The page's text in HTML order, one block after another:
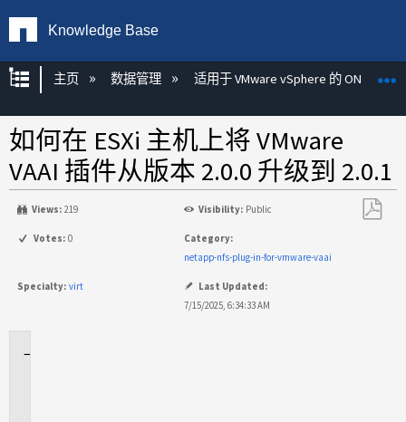
Knowledge Base
扩展/隐缩全局层次
主页 数据管理 适用于 VMware vSphere 的 ONTAP 工
如何在 ESXi 主机上将 VMware
VAAI 插件从版本 2.0.0 升级到 2.0.1
Views: 219 Visibility: Public
Votes: 0
Category:
netapp-nfs-plug-in-for-vmware-vaai
Specialty: virt
Last Updated:
7/15/2025, 6:34:33 AM